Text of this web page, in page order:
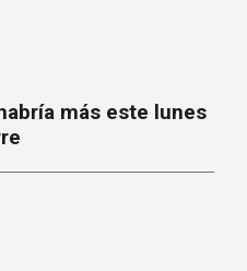
más este lunes